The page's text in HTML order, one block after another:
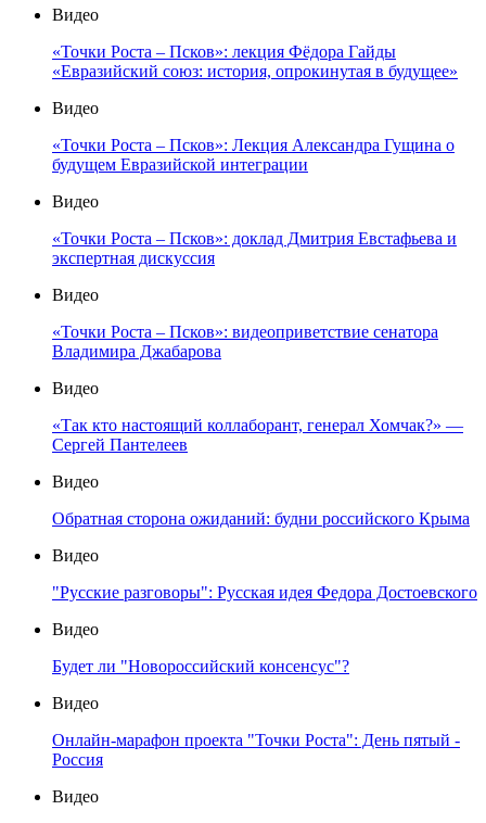
Видео
«Точки Роста – Псков»: лекция Фёдора Гайды
«Евразийский союз: история, опрокинутая в будущее»
Видео
«Точки Роста – Псков»: Лекция Александра Гущина о
будущем Евразийской интеграции
Видео
«Точки Роста – Псков»: доклад Дмитрия Евстафьева и
экспертная дискуссия
Видео
«Точки Роста – Псков»: видеоприветствие сенатора
Владимира Джабарова
Видео
«Так кто настоящий коллаборант, генерал Хомчак?» —
Сергей Пантелеев
Видео
Обратная сторона ожиданий: будни российского Крыма
Видео
"Русские разговоры": Русская идея Федора Достоевского
Видео
Будет ли "Новороссийский консенсус"?
Видео
Онлайн-марафон проекта "Точки Роста": День пятый -
Россия
Видео